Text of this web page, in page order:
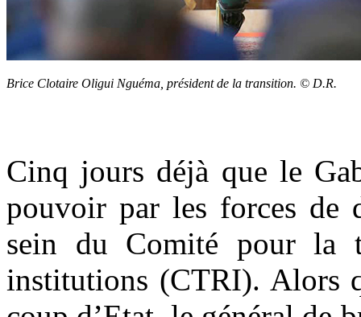
Brice Clotaire Oligui Nguéma, président de la transition. © D.R.
Cinq jours déjà que le
pouvoir par les forces de
sein du Comité pour la
institutions (CTRI). Alors